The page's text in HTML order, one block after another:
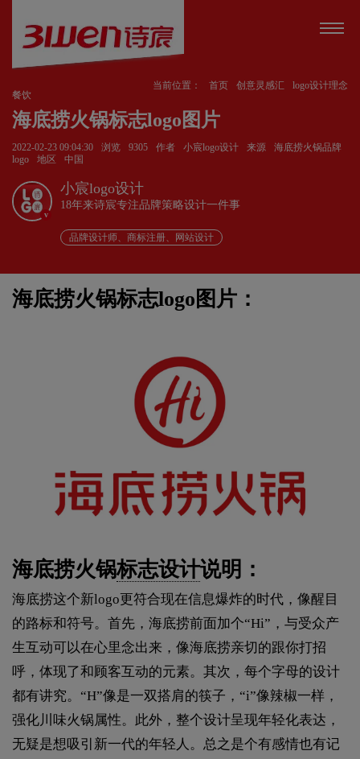
当前位置： 首页 创意灵感汇
logo设计理念
餐饮
海底捞火锅标志logo图片
2022-02-23 09:04:30 浏览 9305 作者 小宸logo设计 来源
海底捞火锅品牌
logo
地区 中国
v
小宸logo设计
18年来诗宸专注品牌策略设计一件事
品牌设计师、商标注册、网站设计
海底捞火锅标志logo图片：
海底捞火锅标志设计说明：
海底捞这个新logo更符合现在信息爆炸的时代，像醒目
的路标和符号。首先，海底捞前面加个“Hi”，与受众产
生互动可以在心里念出来，像海底捞亲切的跟你打招
呼，体现了和顾客互动的元素。其次，每个字母的设计
都有讲究。“H”像是一双搭肩的筷子，“i”像辣椒一样，
强化川味火锅属性。此外，整个设计呈现年轻化表达，
无疑是想吸引新一代的年轻人。总之是个有感情也有记